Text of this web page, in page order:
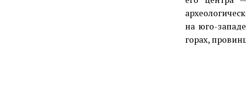
на юго-
горах,